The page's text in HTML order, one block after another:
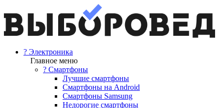
? Электроника
Главное меню
? Смартфоны
Лучшие смартфоны
Смартфоны на Android
Смартфоны Samsung
Недорогие смартфоны